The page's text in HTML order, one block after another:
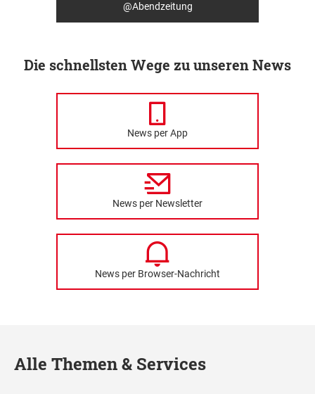
@Abendzeitung
Die schnellsten Wege zu unseren News
News per App
News per Newsletter
News per Browser-Nachricht
Alle Themen & Services